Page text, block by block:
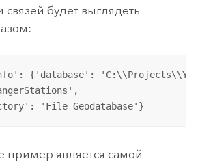
будет выглядеть
{'database':
'File Geodatabase'}
является самой